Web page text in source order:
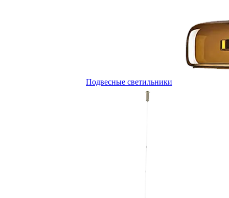
Подвесные светильники